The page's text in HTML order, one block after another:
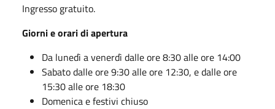
Ingresso gratuito.
Giorni e orari di apertura
Da lunedì a venerdì dalle ore 8:30 alle ore 14:00
Sabato dalle ore 9:30 alle ore 12:30, e dalle ore
15:30 alle ore 18:30
Domenica e festivi chiuso